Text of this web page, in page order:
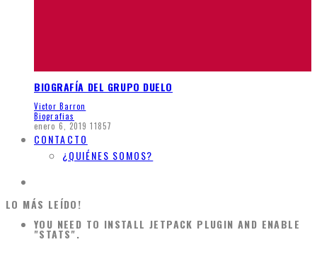
BIOGRAFÍA DEL GRUPO DUELO
Victor Barron
Biografias
enero 6, 2019 11857
CONTACTO
¿QUIÉNES SOMOS?
LO MÁS LEÍDO!
YOU NEED TO INSTALL JETPACK PLUGIN AND ENABLE
"STATS".